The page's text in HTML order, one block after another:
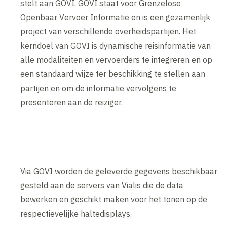
stelt aan GOVI. GOVI staat voor Grenzelose
Openbaar Vervoer Informatie en is een gezamenlijk
project van verschillende overheidspartijen. Het
kerndoel van GOVI is dynamische reisinformatie van
alle modaliteiten en vervoerders te integreren en op
een standaard wijze ter beschikking te stellen aan
partijen en om de informatie vervolgens te
presenteren aan de reiziger.
Via GOVI worden de geleverde gegevens beschikbaar
gesteld aan de servers van Vialis die de data
bewerken en geschikt maken voor het tonen op de
respectievelijke haltedisplays.